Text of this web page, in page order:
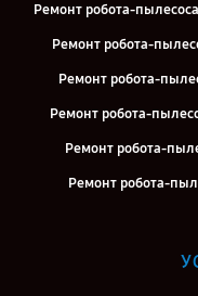
Ремонт робота-
Ремонт робота-
Ремонт робота-
Ремонт робота-
Ремонт робота-
Ремонт робота-
Ремонт робота-